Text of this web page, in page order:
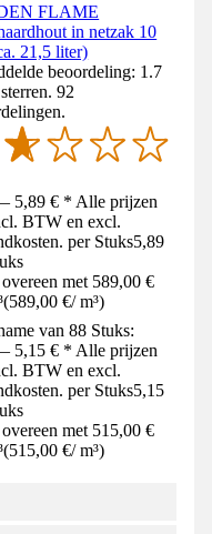
FLAME
in netzak 10
21,5 liter)
beoordeling: 1.7
92
5,89 € * Alle prijzen
BTW en excl.
per Stuks5,89
met 589,00 €
(589,00 €/ m³)
van 88 Stuks:
5,15 € * Alle prijzen
BTW en excl.
per Stuks5,15
met 515,00 €
(515,00 €/ m³)